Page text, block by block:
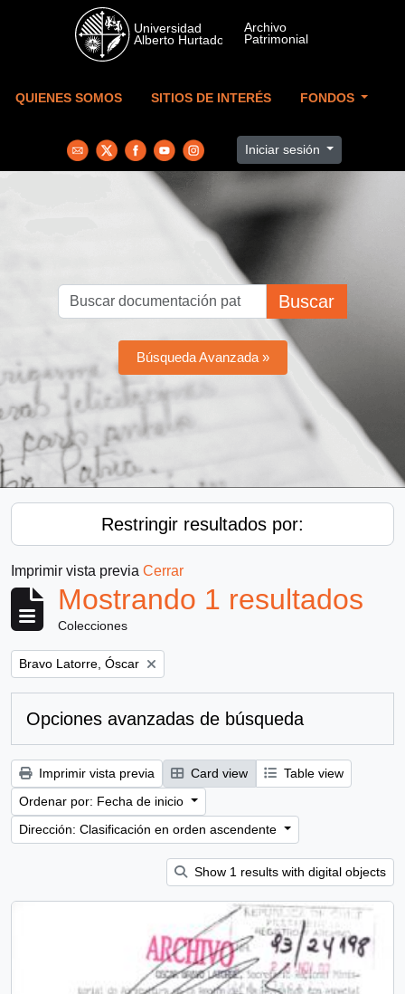
Skip to main content
QUIENES SOMOS SITIOS DE INTERÉS FONDOS
Iniciar sesión
Buscar
Búsqueda Avanzada »
Restringir resultados por:
Imprimir vista previa Cerrar
Mostrando 1 resultados
Colecciones
Remove filter:
Bravo Latorre, Óscar
Opciones avanzadas de búsqueda
Imprimir vista previa Card view
Table view
Ordenar por: Fecha de inicio
Dirección: Clasificación en orden ascendente
Show 1 results with digital objects